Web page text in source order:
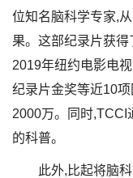
位知名脑科学专家,
果。这部纪录片获得
2019年纽约电影电
纪录片金奖等近10
2000万。同时,TCCI
的科普。
此外,比起将脑